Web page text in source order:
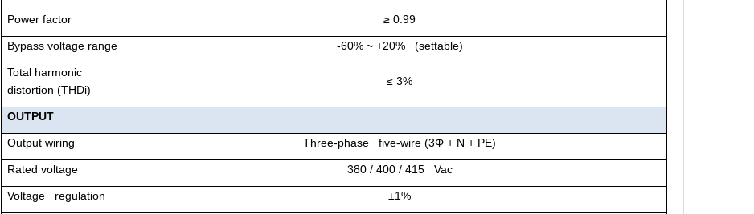
Power factor ≥ 0.99
Bypass voltage range -60% ~ +20% (settable)
Total harmonic
distortion (THDi)
≤ 3%
OUTPUT
Output wiring Three-phase five-wire (3Φ + N + PE)
Rated voltage 380 / 400 / 415 Vac
Voltage regulation ±1%